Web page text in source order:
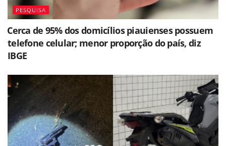
PESQUISA
⁠Cerca de 95% dos domicílios piauienses possuem
telefone celular; menor proporção do país, diz
IBGE